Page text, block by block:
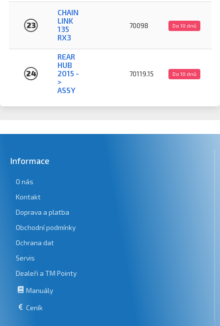
23
CHAIN
LINK
135
RX3
70098 Do 10 dnů
24
REAR
HUB
2015 -
>
ASSY
70119.15 Do 10 dnů
Informace
O nás
Kontakt
Doprava a platba
Obchodní podmínky
Ochrana dat
Servis
Dealeři a TM Pointy
Manuály
Ceník